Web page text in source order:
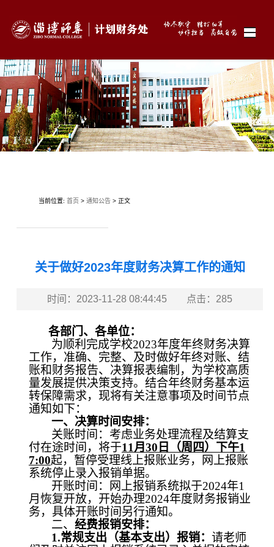
当前位置: 首页 > 通知公告> 正文
关于做好2023年度财务决算工作的通知
时间：2023-11-28 08:44:45 点击： 285
各部门、各单位：
为顺利完成学校2023年度年终财务决算
工作，准确、完整、及时做好年终对账、结
账和财务报告、决算报表编制，为学校高质
量发展提供决策支持。结合年终财务基本运
转保障需求，现将有关注意事项及时间节点
通知如下：
一、决算时间安排：
关账时间：考虑业务处理流程及结算支
付在途时间，将于11月30 日（周四）下午1
7:00起，暂停受理线上报账业务，网上报账
系统停止录入报销单据。
开账时间：网上报销系统拟于2024年1
月恢复开放，开始办理2024年度财务报销业
务，具体开账时间另行通知。
二、 经费报销安排：
1.常规支出（基本支出）报销： 请老师